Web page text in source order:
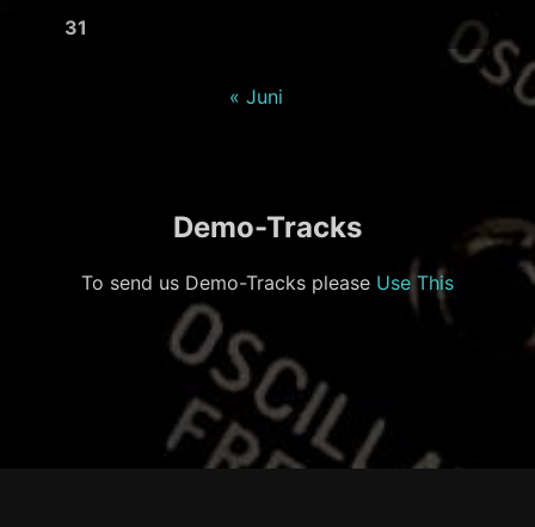
31
« Juni
Demo-Tracks
To send us Demo-Tracks please Use This